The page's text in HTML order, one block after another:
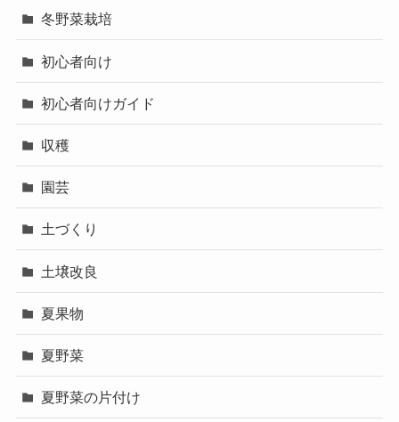
冬野菜栽培
初心者向け
初心者向けガイド
収穫
園芸
土づくり
土壌改良
夏果物
夏野菜
夏野菜の片付け